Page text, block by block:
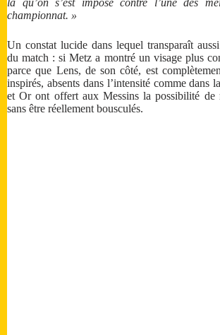
là qu’on s’est imposé contre l’une des
championnat. »
Un constat lucide dans lequel transparaît
du match : si Metz a montré un visage plus
parce que Lens, de son côté, est
inspirés, absents dans l’intensité comme dans
et Or ont offert aux Messins la possibilité de
sans être réellement bousculés.